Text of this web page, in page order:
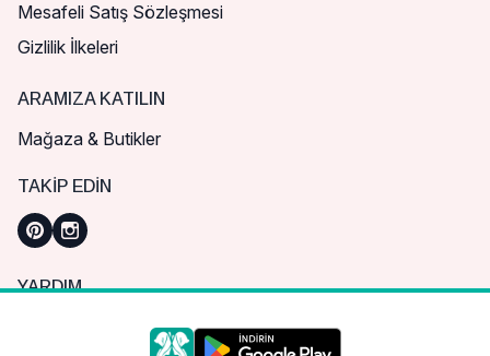
Mesafeli Satış Sözleşmesi
Gizlilik İlkeleri
ARAMIZA KATILIN
Mağaza & Butikler
TAKIP EDIN
YARDIM
Sık Sorulan Sorular